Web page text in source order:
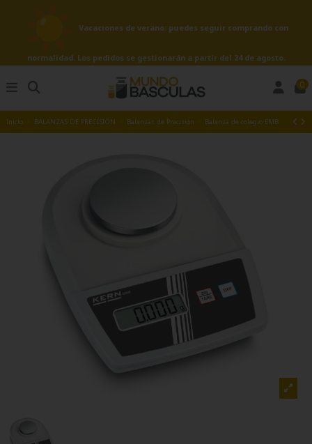
Vacaciones de verano: puedes seguir comprando con
normalidad. Los pedidos se gestionarán a partir del 24 de agosto.
0
Inicio BALANZAS DE PRECISIÓN Balanzas de Precisión Balanza de colegio EMB